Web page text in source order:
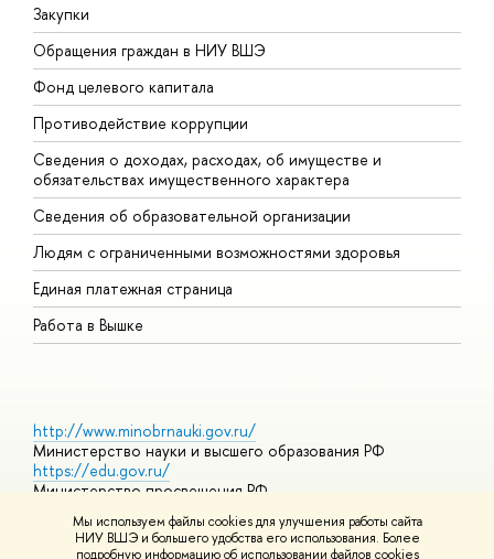
Мы используем файлы cookies для улучшения работы сайта
НИУ ВШЭ и большего удобства его использования. Более
подробную информацию об использовании файлов cookies
Закупки
Обращения граждан в НИУ ВШЭ
Фонд целевого капитала
Противодействие коррупции
Сведения о доходах, расходах, об имуществе и
обязательствах имущественного характера
Сведения об образовательной организации
Людям с ограниченными возможностями здоровья
Единая платежная страница
Работа в Вышке
http://www.minobrnauki.gov.ru/
Министерство науки и высшего образования РФ
https://edu.gov.ru/
Министерство просвещения РФ
https://elearning.hse.ru/mooc
Массовые открытые онлайн-курсы